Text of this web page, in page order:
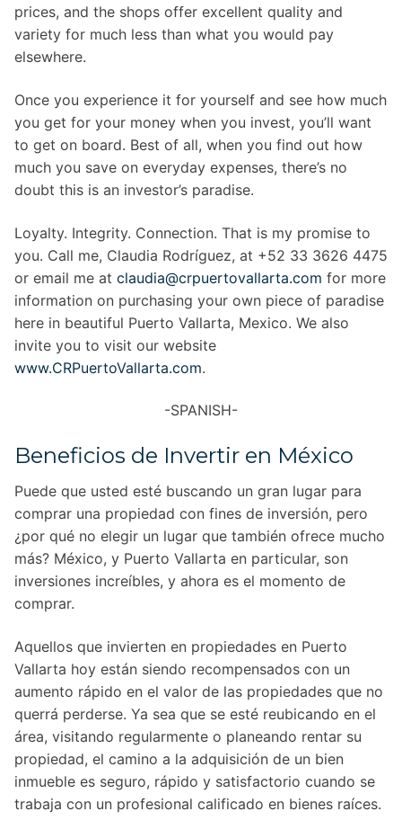
prices, and the shops offer excellent quality and
variety for much less than what you would pay
elsewhere.
Once you experience it for yourself and see how much
you get for your money when you invest, you’ll want
to get on board. Best of all, when you find out how
much you save on everyday expenses, there’s no
doubt this is an investor’s paradise.
Loyalty. Integrity. Connection. That is my promise to
you. Call me, Claudia Rodríguez, at +52 33 3626 4475
or email me at claudia@crpuertovallarta.com for more
information on purchasing your own piece of paradise
here in beautiful Puerto Vallarta, Mexico. We also
invite you to visit our website
www.CRPuertoVallarta.com.
-SPANISH-
Beneficios de Invertir en México
Puede que usted esté buscando un gran lugar para
comprar una propiedad con fines de inversión, pero
¿por qué no elegir un lugar que también ofrece mucho
más? México, y Puerto Vallarta en particular, son
inversiones increíbles, y ahora es el momento de
comprar.
Aquellos que invierten en propiedades en Puerto
Vallarta hoy están siendo recompensados con un
aumento rápido en el valor de las propiedades que no
querrá perderse. Ya sea que se esté reubicando en el
área, visitando regularmente o planeando rentar su
propiedad, el camino a la adquisición de un bien
inmueble es seguro, rápido y satisfactorio cuando se
trabaja con un profesional calificado en bienes raíces.